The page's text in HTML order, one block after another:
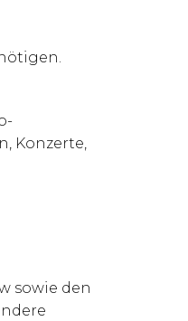
Konzerte,
sowie den